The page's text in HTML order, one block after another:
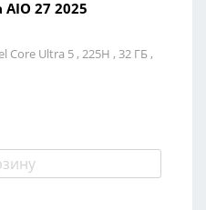
27 2025
Intel Core Ultra 5 , 225H ,
32 ГБ ,